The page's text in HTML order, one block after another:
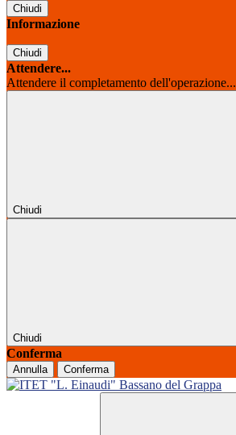
Chiudi
Informazione
Chiudi
Attendere...
Attendere il completamento dell'operazione...
Chiudi
Chiudi
Conferma
Annulla Conferma